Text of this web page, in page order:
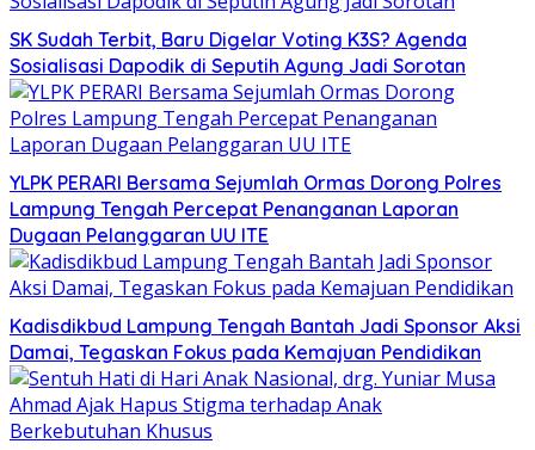
SK Sudah Terbit, Baru Digelar Voting K3S? Agenda
Sosialisasi Dapodik di Seputih Agung Jadi Sorotan
YLPK PERARI Bersama Sejumlah Ormas Dorong Polres
Lampung Tengah Percepat Penanganan Laporan
Dugaan Pelanggaran UU ITE
Kadisdikbud Lampung Tengah Bantah Jadi Sponsor Aksi
Damai, Tegaskan Fokus pada Kemajuan Pendidikan